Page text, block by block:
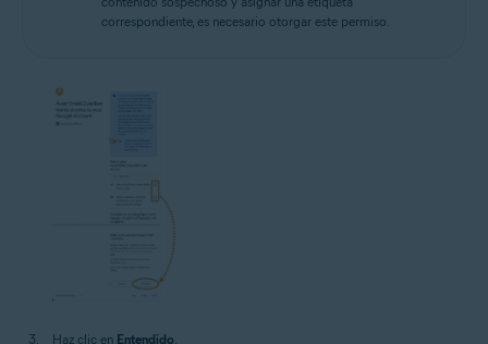
correspondiente, es necesario otorgar este permiso.
Haz clic en Entendido